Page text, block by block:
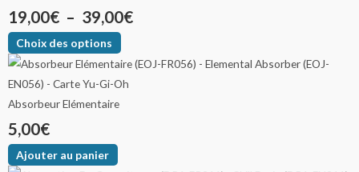
19,00€ – 39,00€
Choix des options
Absorbeur Elémentaire
5,00€
Ajouter au panier